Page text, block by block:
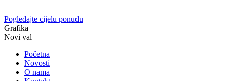
Pogledajte cijelu ponudu
Grafika
Novi val
Početna
Novosti
O nama